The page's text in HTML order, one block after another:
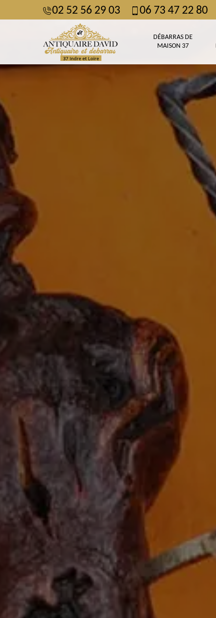
02 52 56 29 03 06 73 47 22 80
DÉBARRAS DE
MAISON 37